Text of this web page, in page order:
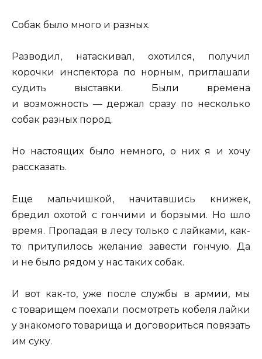
Собак было много и разных.
Разводил, натаскивал, охотился, получил
корочки инспектора по норным, приглашали
судить выставки. Были времена
и возможность — держал сразу по несколько
собак разных пород.
Но настоящих было немного, о них я и хочу
рассказать.
Еще мальчишкой, начитавшись книжек,
бредил охотой с гончими и борзыми. Но шло
время. Пропадая в лесу только с лайками, как-
то притупилось желание завести гончую. Да
и не было рядом у нас таких собак.
И вот как-то, уже после службы в армии, мы
с товарищем поехали посмотреть кобеля лайки
у знакомого товарища и договориться повязать
им суку.